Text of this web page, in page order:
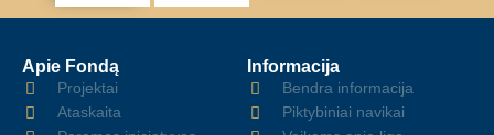
Apie Fondą
Projektai
Ataskaita
Informacija
Bendra informacija
Piktybiniai navikai